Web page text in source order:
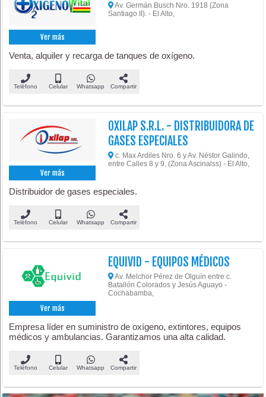
Ver más
Av. Germán Busch Nro. 1918 (Zona
Santiago II). - El Alto,
Venta, alquiler y recarga de tanques de oxígeno.
Teléfono Celular Whatsapp Compartir
Ver más
OXILAP S.R.L. - DISTRIBUIDORA DE
GASES ESPECIALES
c. Max Ardiles Nro. 6 y Av. Néstor Galindo,
entre Calles 8 y 9, (Zona Ascinalss) - El Alto,
Distribuidor de gases especiales.
Teléfono Celular Whatsapp Compartir
Ver más
EQUIVID - EQUIPOS MÉDICOS
Av. Melchor Pérez de Olguín entre c.
Batallón Colorados y Jesús Aguayo -
Cochabamba,
Empresa líder en suministro de oxígeno, extintores, equipos
médicos y ambulancias. Garantizamos una alta calidad.
Teléfono Celular Whatsapp Compartir